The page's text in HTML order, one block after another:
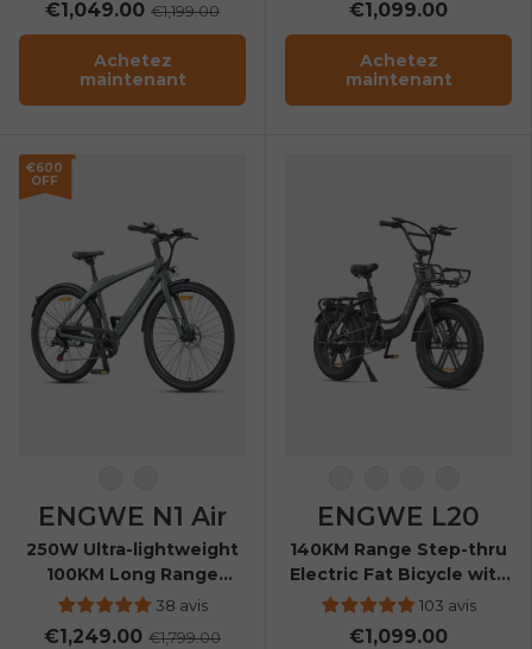
tout-terrain
€1,049.00 €1,199.00
Achetez
maintenant
€1,099.00
Achetez
maintenant
€600
OFF
Gris anthracite
Encre verte
ENGWE N1 Air
250W Ultra-lightweight
100KM Long Range
Carbon Fiber City E-bike
38 avis
€1,249.00 €1,799.00
ENGWE L20
140KM Range Step-thru
Electric Fat Bicycle with
Front Suspension
103 avis
€1,099.00